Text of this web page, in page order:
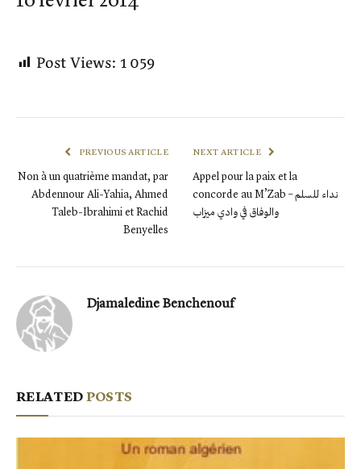
Post Views:1 059
PREVIOUS ARTICLE
Non à un quatrième mandat, par
Abdennour Ali-Yahia, Ahmed
Taleb-Ibrahimi et Rachid
Benyelles
NEXT ARTICLE
Appel pour la paix et la
concorde au M’Zab – نداء للسلم
والوفاق في وادي ميزاب
Djamaledine Benchenouf
RELATEDPOSTS